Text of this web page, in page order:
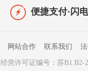
便捷支付·闪
网站合作 联系我们
经营许可证编号：苏B1.B2-